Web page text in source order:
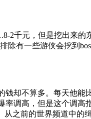
2千元，但是挖出来
有一些游侠会挖到
却不算多。每天他
调高，但是这个调
之前的世界频道中的